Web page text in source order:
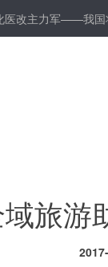
——我国将持续推
旅游